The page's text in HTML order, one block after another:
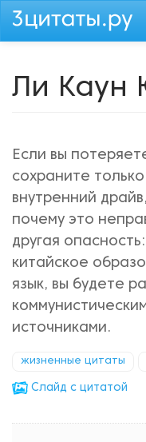
Перейти
Ли Каун
Если вы
сохраните
внутренний
почему это
другая
китайское
язык, вы будете
источниками.
жизненные цитаты
Cлайд с цитатой